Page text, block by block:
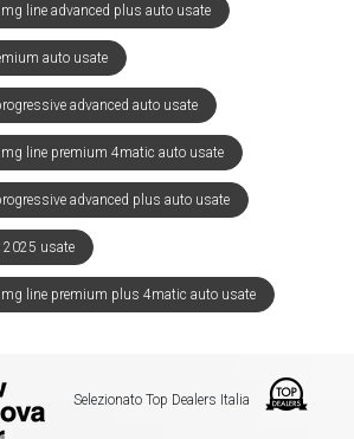
line advanced plus auto usate
auto usate
advanced auto usate
line premium 4matic auto usate
advanced plus auto usate
2025 usate
line premium plus 4matic auto usate
Selezionato Top Dealers Italia